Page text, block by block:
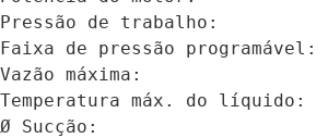
Pressão de trabalho:		8 Bar
Faixa de pressão programável:	30 a 62 mca
Vazão máxima:			32 m³/hora
Temperatura máx. do líquido:	90°C
Ø Sucção:			4 x 1 1/4" BSP (conexão fêmea)